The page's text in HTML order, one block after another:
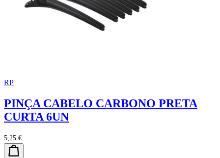
RP
PINÇA CABELO CARBONO PRETA
CURTA 6UN
5,25 €